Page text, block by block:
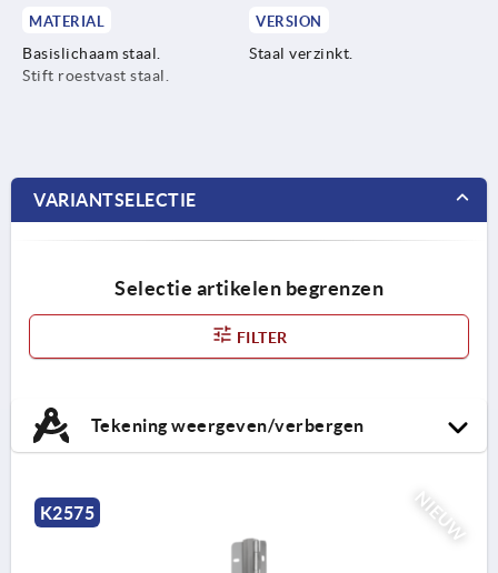
MATERIAL
Basislichaam staal.
Stift roestvast staal.
VERSION
Staal verzinkt.
VARIANTSELECTIE
Selectie artikelen begrenzen
FILTER
Tekening weergeven/verbergen
NIEUW
K2575